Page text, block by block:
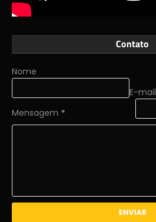
Contato
Nome
E-mail
Mensagem *